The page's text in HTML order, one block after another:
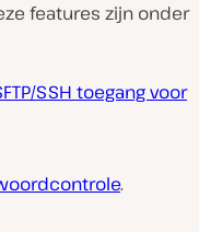
features zijn onder
SSH toegang voor
.